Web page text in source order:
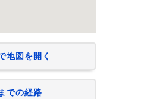
地図を開く
での経路